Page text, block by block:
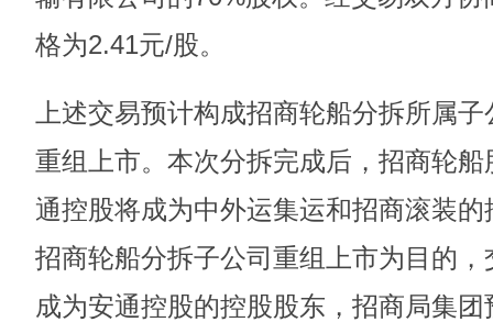
格为2.41元/股。
上述交易预计构成招商轮船分拆所属
重组上市。本次分拆完成后，招商轮
通控股将成为中外运集运和招商滚装
招商轮船分拆子公司重组上市为目的
成为安通控股的控股股东，招商局集